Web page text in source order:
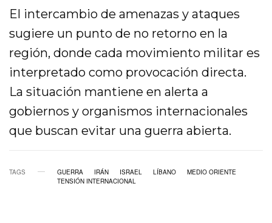
El intercambio de amenazas y ataques
sugiere un punto de no retorno en la
región, donde cada movimiento militar es
interpretado como provocación directa.
La situación mantiene en alerta a
gobiernos y organismos internacionales
que buscan evitar una guerra abierta.
TAGS GUERRA IRÁN ISRAEL LÍBANO
MEDIO ORIENTE
TENSIÓN INTERNACIONAL